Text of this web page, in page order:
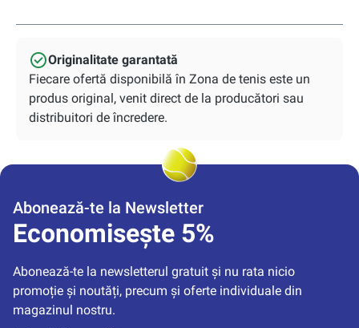
Originalitate garantată
Fiecare ofertă disponibilă în Zona de tenis este un
produs original, venit direct de la producători sau
distribuitori de încredere.
Abonează-te la Newsletter
Economisește 5%
Abonează-te la newsletterul gratuit și nu rata nicio
promoție și noutăți, precum și oferte individuale din
magazinul nostru.